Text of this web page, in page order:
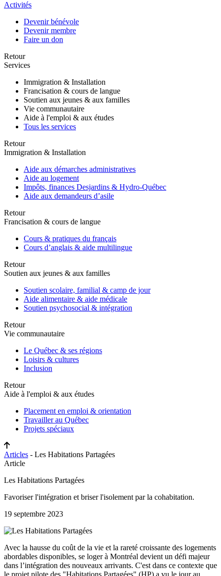
Activités
Devenir bénévole
Devenir membre
Faire un don
Retour
Services
Immigration & Installation
Francisation & cours de langue
Soutien aux jeunes & aux familles
Vie communautaire
Aide à l'emploi & aux études
Tous les services
Retour
Immigration & Installation
Aide aux démarches administratives
Aide au logement
Impôts, finances Desjardins & Hydro-Québec
Aide aux demandeurs d’asile
Retour
Francisation & cours de langue
Cours & pratiques du français
Cours d’anglais & aide multilingue
Retour
Soutien aux jeunes & aux familles
Soutien scolaire, familial & camp de jour
Aide alimentaire & aide médicale
Soutien psychosocial & intégration
Retour
Vie communautaire
Le Québec & ses régions
Loisirs & cultures
Inclusion
Retour
Aide à l'emploi & aux études
Placement en emploi & orientation
Travailler au Québec
Projets spéciaux
Articles - Les Habitations Partagées
Article
Les Habitations Partagées
Favoriser l'intégration et briser l'isolement par la cohabitation.
19 septembre 2023
Avec la hausse du coût de la vie et la rareté croissante des logements
abordables disponibles, se loger à Montréal devient un défi majeur
dans l’intégration des nouveaux arrivants. C'est dans ce contexte que
le projet pilote des "Habitations Partagées" (HP) a vu le jour au